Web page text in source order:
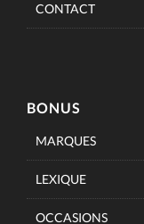
CONTACT
BONUS
MARQUES
LEXIQUE
OCCASIONS